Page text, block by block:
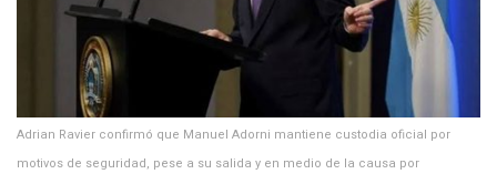
Adrian Ravier confirmó que Manuel Adorni mantiene custodia oficial por
motivos de seguridad, pese a su salida y en medio de la causa por